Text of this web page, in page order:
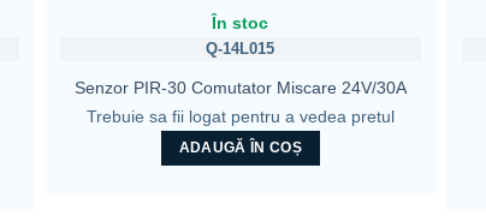
În stoc
Q-14L015
Senzor PIR-30 Comutator Miscare 24V/30A
Trebuie sa fii logat pentru a vedea pretul
ADAUGĂ ÎN COȘ